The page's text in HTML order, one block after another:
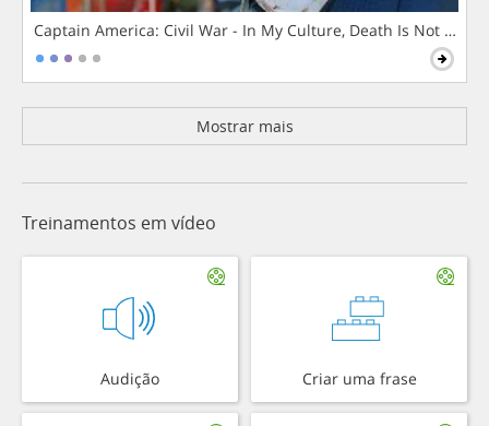
Captain America: Civil War - In My Culture, Death Is Not The
Mostrar mais
Treinamentos em vídeo
Audição Criar uma frase